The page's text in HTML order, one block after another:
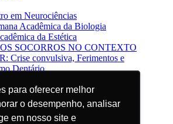
para oferecer melhor
o desempenho, analisar
em nosso site e
para oferecer melhor
o desempenho, analisar
em nosso site e
em Neurociências
Acadêmica da Biologia
da Estética
SOCORROS NO CONTEXTO
Crise convulsiva, Ferimentos e
Dentário